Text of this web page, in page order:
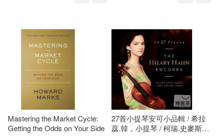
Mastering the Market Cycle:
Getting the Odds on Your Side
27首小提琴安可小品輯 / 希拉
蕊.韓，小提琴 / 柯瑞.史麥斯，